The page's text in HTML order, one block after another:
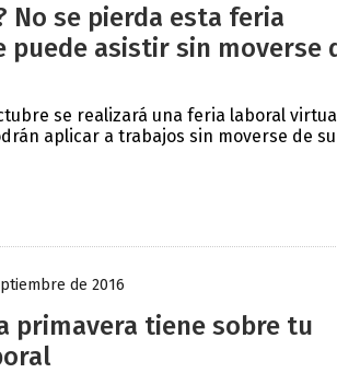
No se pierda esta feria
puede asistir sin moverse
se realizará una feria laboral
aplicar a trabajos sin moverse de
de 2016
primavera tiene sobre tu